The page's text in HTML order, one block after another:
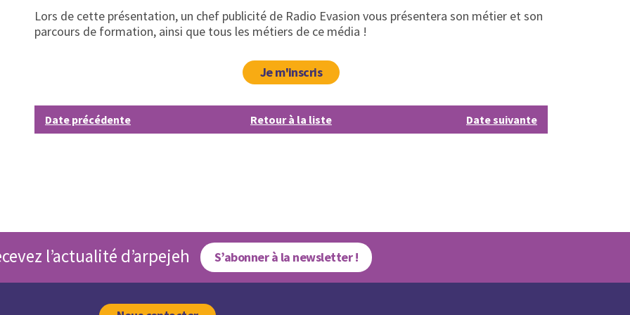
Lors de cette présentation, un chef publicité de Radio Evasion vous présentera son métier et son
parcours de formation, ainsi que tous les métiers de ce média !
Je m'inscris
Date précédente Retour à la liste Date suivante
l’actualité d’arpejeh S’abonner à la newsletter !